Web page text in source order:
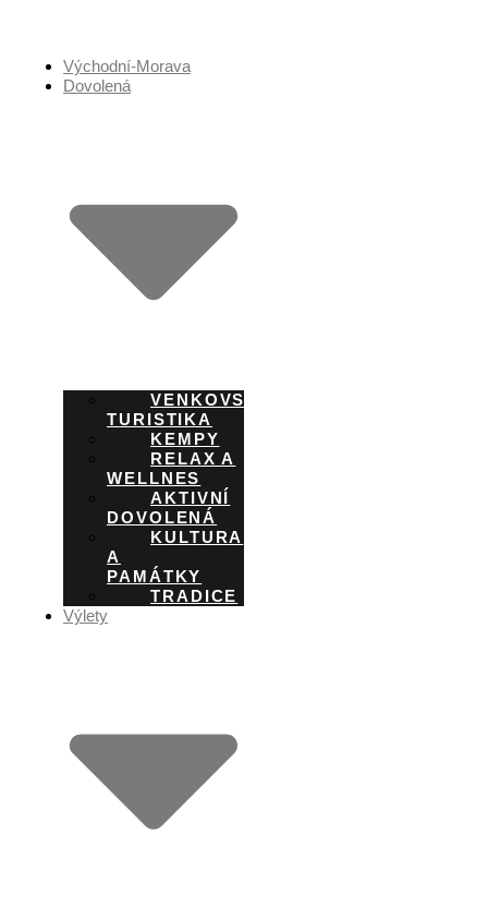
Východní-Morava
Dovolená
VENKOVSKÁ
TURISTIKA
KEMPY
RELAX A
WELLNES
AKTIVNÍ
DOVOLENÁ
KULTURA
A
PAMÁTKY
TRADICE
Výlety